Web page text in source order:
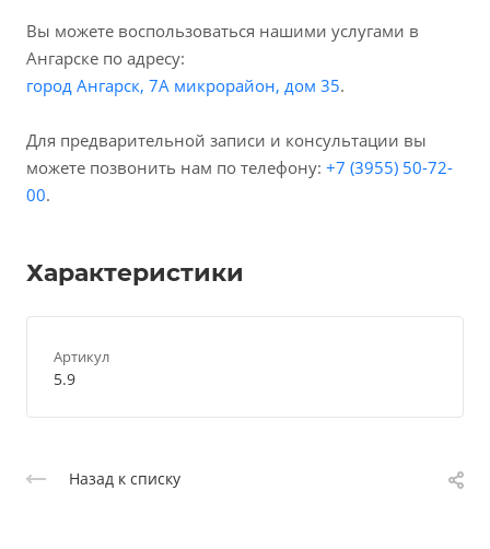
Вы можете воспользоваться нашими услугами в
Ангарске по адресу:
город Ангарск, 7А микрорайон, дом 35.
Для предварительной записи и консультации вы
можете позвонить нам по телефону: +7 (3955) 50-72-
00.
Характеристики
Артикул
5.9
Назад к списку